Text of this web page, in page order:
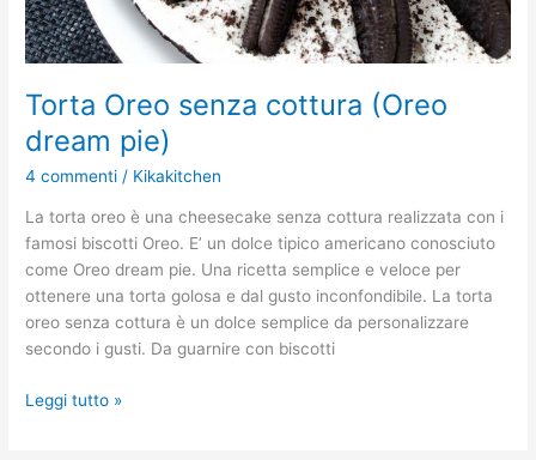
Torta Oreo senza cottura (Oreo
dream pie)
4 commenti / Kikakitchen
La torta oreo è una cheesecake senza cottura realizzata con i
famosi biscotti Oreo. E’ un dolce tipico americano conosciuto
come Oreo dream pie. Una ricetta semplice e veloce per
ottenere una torta golosa e dal gusto inconfondibile. La torta
oreo senza cottura è un dolce semplice da personalizzare
secondo i gusti. Da guarnire con biscotti
Leggi tutto »